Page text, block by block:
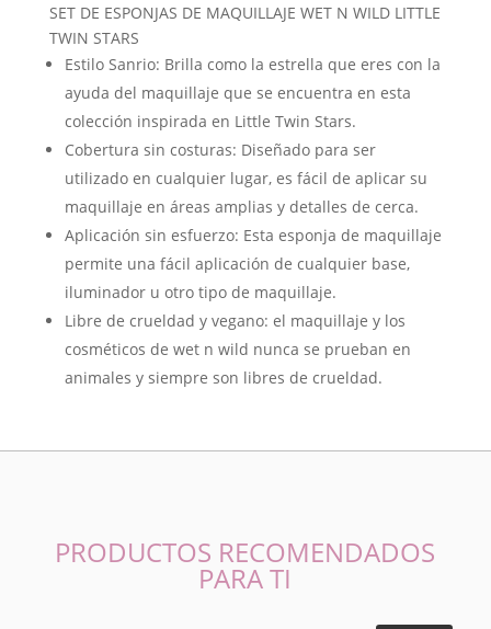
Stars
cantidad
SET DE ESPONJAS DE MAQUILLAJE WET N WILD LITTLE
TWIN STARS
Estilo Sanrio: Brilla como la estrella que eres con la
ayuda del maquillaje que se encuentra en esta
colección inspirada en Little Twin Stars.
Cobertura sin costuras: Diseñado para ser
utilizado en cualquier lugar, es fácil de aplicar su
maquillaje en áreas amplias y detalles de cerca.
Aplicación sin esfuerzo: Esta esponja de maquillaje
permite una fácil aplicación de cualquier base,
iluminador u otro tipo de maquillaje.
Libre de crueldad y vegano: el maquillaje y los
cosméticos de wet n wild nunca se prueban en
animales y siempre son libres de crueldad.
PRODUCTOS RECOMENDADOS
PARA TI